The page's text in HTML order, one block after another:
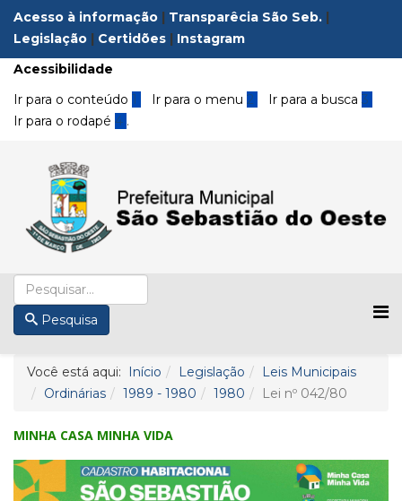
Acesso à informação | Transparêcia São Seb. |
Legislação | Certidões | Instagram
Acessibilidade
Ir para o conteúdo 1 Ir para o menu 2 Ir para a busca3
Ir para o rodapé 4 .
Pesquisa
Você está aqui: Início Legislação
Leis Municipais
Ordinárias
1989 - 1980 1980 Lei nº 042/80
MINHA CASA MINHA VIDA